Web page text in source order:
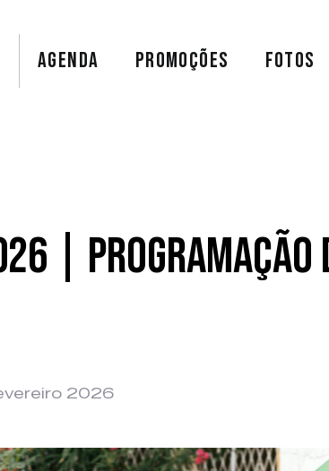
AGENDA PROMOÇÕES FOTOS
| Programação
2026